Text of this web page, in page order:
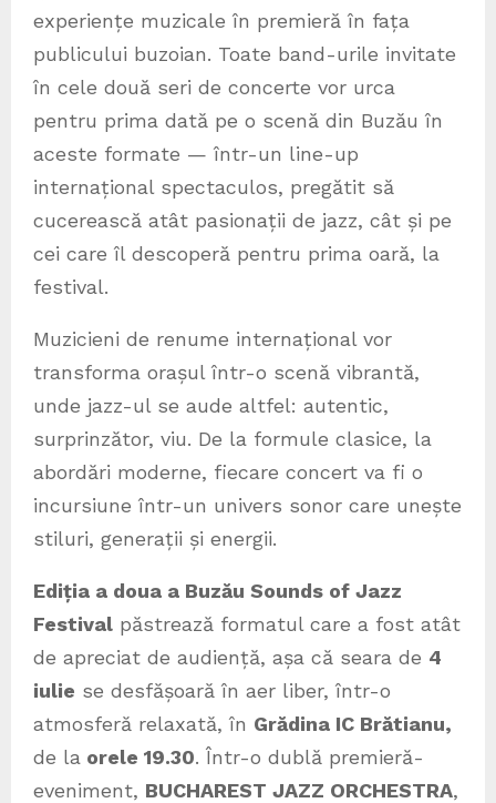
experiențe muzicale în premieră în fața
publicului buzoian. Toate band-urile invitate
în cele două seri de concerte vor urca
pentru prima dată pe o scenă din Buzău în
aceste formate — într-un line-up
internațional spectaculos, pregătit să
cucerească atât pasionații de jazz, cât și pe
cei care îl descoperă pentru prima oară, la
festival.
Muzicieni de renume internațional vor
transforma orașul într-o scenă vibrantă,
unde jazz-ul se aude altfel: autentic,
surprinzător, viu. De la formule clasice, la
abordări moderne, fiecare concert va fi o
incursiune într-un univers sonor care unește
stiluri, generații și energii.
Ediția a doua a Buzău Sounds of Jazz
Festival păstrează formatul care a fost atât
de apreciat de audiență, așa că seara de 4
iulie se desfășoară în aer liber, într-o
atmosferă relaxată, în Grădina IC Brătianu,
de la orele 19.30. Într-o dublă premieră-
eveniment, BUCHAREST JAZZ ORCHESTRA,